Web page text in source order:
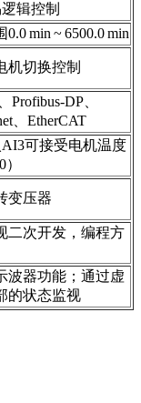
辑控制
min ~ 6500.0 min
机切换控制
DP、
、EtherCAT
可接受电机温度
变压器
二次开发，编程方
波器功能；通过虚
的状态监视